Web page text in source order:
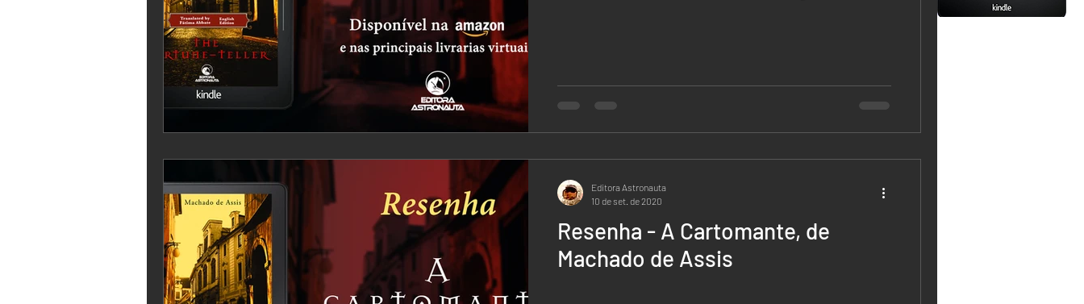
Resenha - A Cartomante, de
Machado de Assis
Editora Astronauta
10 de set. de 2020